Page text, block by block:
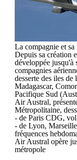
La compagnie et sa
Depuis sa création
développée jusqu'à
compagnies
desserte des iles
Madagascar,
Pacifique Sud
Air Austral,
Métropolitaine,
- de Paris CDG,
- de Lyon,
fréquences
Air Austral opère
métropole